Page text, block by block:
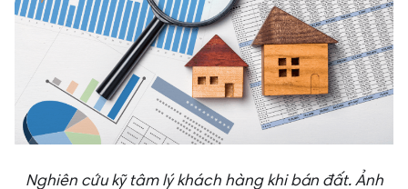
Nghiên cứu kỹ tâm lý khách hàng khi bán đất. Ảnh